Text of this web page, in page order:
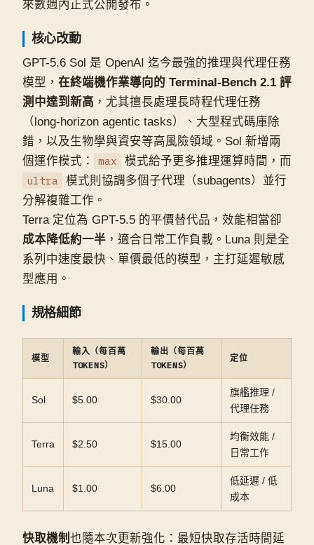
來數週內正式公開發布。
核心改動
GPT-5.6 Sol 是 OpenAI 迄今最強的推理與代理任務
模型， 在終端機作業導向的 Terminal-Bench 2.1 評
測中達到新高 ，尤其擅長處理長時程代理任務
（long-horizon agentic tasks）、大型程式碼庫除
錯，以及生物學與資安等高風險領域。Sol 新增兩
個運作模式：
max 模式給予更多推理運算時間，而
ultra
模式則協調多個子代理（subagents）並行
分解複雜工作。
Terra 定位為 GPT-5.5 的平價替代品，效能相當卻
成本降低約一半 ，適合日常工作負載。Luna 則是全
系列中速度最快、單價最低的模型，主打延遲敏感
型應用。
規格細節
模型
輸入（每百萬
TOKENS）
輸出（每百萬
TOKENS）
定位
Sol $5.00 $30.00
旗艦推理 /
代理任務
Terra $2.50 $15.00
均衡效能 /
日常工作
Luna $1.00 $6.00
低延遲 / 低
成本
快取機制 也隨本次更新強化：最短快取存活時間延